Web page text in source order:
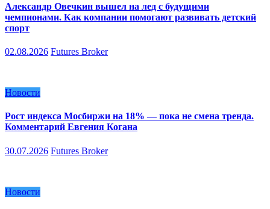
Александр Овечкин вышел на лед с будущими
чемпионами. Как компании помогают развивать детский
спорт
02.08.2026 Futures Broker
Новости
Рост индекса Мосбиржи на 18% — пока не смена тренда.
Комментарий Евгения Когана
30.07.2026 Futures Broker
Новости